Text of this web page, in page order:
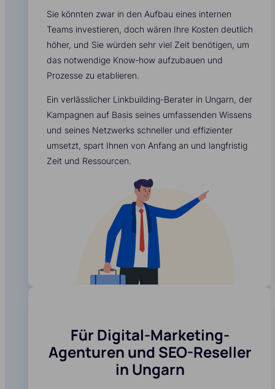
Sie könnten zwar in den Aufbau eines internen
Teams investieren, doch wären Ihre Kosten deutlich
höher, und Sie würden sehr viel Zeit benötigen, um
das notwendige Know-how aufzubauen und
Prozesse zu etablieren.
Ein verlässlicher Linkbuilding-Berater in Ungarn, der
Kampagnen auf Basis seines umfassenden Wissens
und seines Netzwerks schneller und effizienter
umsetzt, spart Ihnen von Anfang an und langfristig
Zeit und Ressourcen.
Für Digital-Marketing-
Agenturen und SEO-Reseller
in Ungarn